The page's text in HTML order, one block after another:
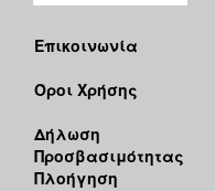
Επικοινωνία
Όροι Χρήσης
Δήλωση
Προσβασιμότητας
Πλοήγηση